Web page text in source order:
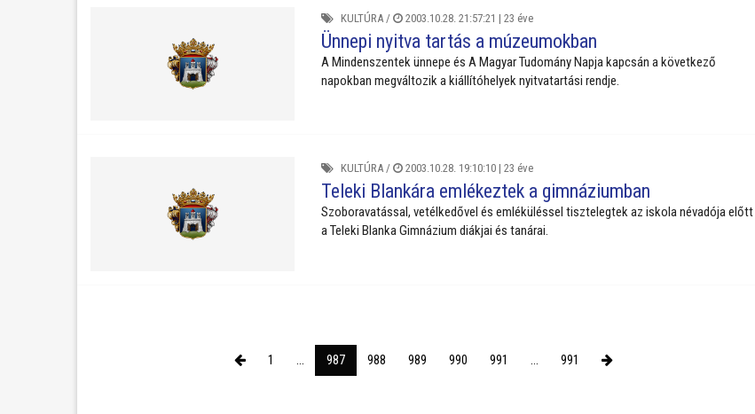
KULTÚRA/ 2003.10.28. 21:57:21 | 23 éve
Ünnepi nyitva tartás a múzeumokban
A Mindenszentek ünnepe és A Magyar Tudomány Napja kapcsán a következő
napokban megváltozik a kiállítóhelyek nyitvatartási rendje.
KULTÚRA/ 2003.10.28. 19:10:10 | 23 éve
Teleki Blankára emlékeztek a gimnáziumban
Szoboravatással, vetélkedővel és emléküléssel tisztelegtek az iskola névadója előtt
a Teleki Blanka Gimnázium diákjai és tanárai.
1 ... 987 988 989 990 991 ... 991